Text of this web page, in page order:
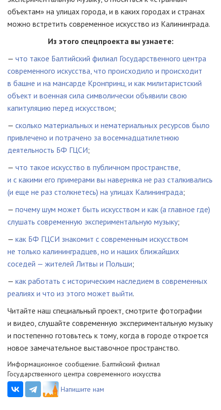
объектам» на улицах города, и в каких городах и странах
можно встретить современное искусство из Калининграда.
Из этого спецпроекта вы узнаете:
— что такое Балтийский филиал Государственного центра
современного искусства, что происходило и происходит
в башне и на мансарде Кронпринц, и как милитаристский
объект и военная сила символически объявили свою
капитуляцию перед искусством;
— сколько материальных и нематериальных ресурсов было
привлечено и потрачено за восемнадцатилетнюю
деятельность БФ ГЦСИ;
— что такое искусство в публичном пространстве,
и с какими его примерами вы наверняка не раз сталкивались
(и еще не раз столкнетесь) на улицах Калининграда;
— почему шум может быть искусством и как (а главное где)
слушать современную экспериментальную музыку;
— как БФ ГЦСИ знакомит с современным искусством
не только калининградцев, но и наших ближайших
соседей — жителей Литвы и Польши;
— как работать с историческим наследием в современных
реалиях и что из этого может выйти.
Читайте наш специальный проект, смотрите фотографии
и видео, слушайте современную экспериментальную музыку
и постепенно готовьтесь к тому, когда в городе откроется
новое замечательное выставочное пространство.
Информационное сообщение. Балтийский филиал
Государственного центра современного искусства
Напишите нам